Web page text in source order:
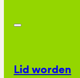
Lid worden